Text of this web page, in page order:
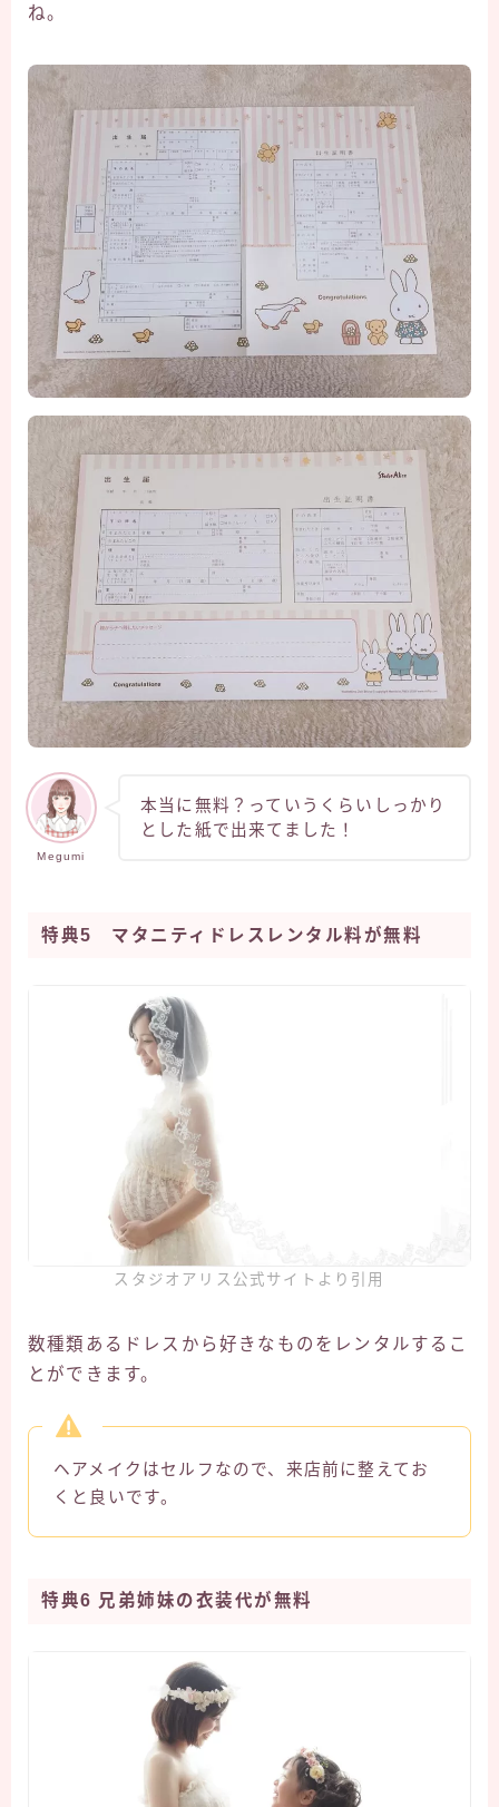
ね。
Megumi
本当に無料？っていうくらいしっかり
とした紙で出来てました！
特典5 マタニティドレスレンタル料が無料
スタジオアリス公式サイトより引用
数種類あるドレスから好きなものをレンタルするこ
とができます。
ヘアメイクはセルフなので、来店前に整えてお
くと良いです。
特典6 兄弟姉妹の衣装代が無料